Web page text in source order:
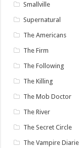
Smallville
Supernatural
The Americans
The Firm
The Following
The Killing
The Mob Doctor
The River
The Secret Circle
The Vampire